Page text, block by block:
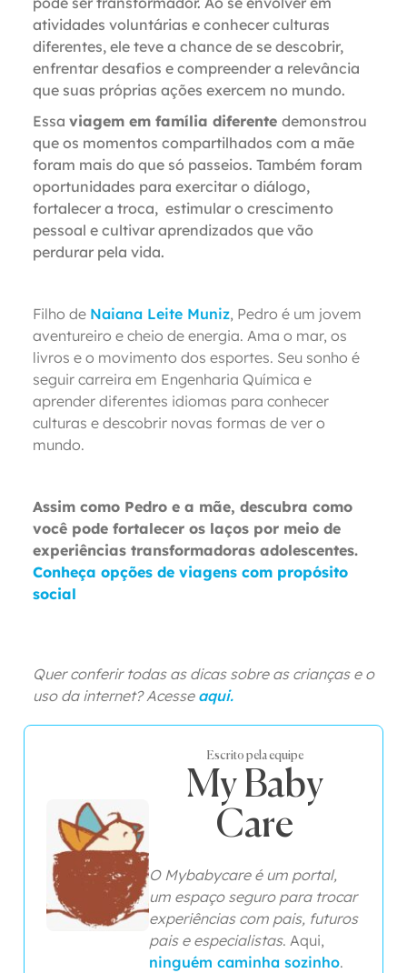
atividades voluntárias e conhecer culturas
diferentes, ele teve a chance de se descobrir,
enfrentar desafios e compreender a relevância
que suas próprias ações exercem no mundo.
Essa viagem em família diferente demonstrou
que os momentos compartilhados com a mãe
foram mais do que só passeios. Também foram
oportunidades para exercitar o diálogo,
fortalecer a troca, estimular o crescimento
pessoal e cultivar aprendizados que vão
perdurar pela vida.
Filho de Naiana Leite Muniz, Pedro é um jovem
aventureiro e cheio de energia. Ama o mar, os
livros e o movimento dos esportes. Seu sonho é
seguir carreira em Engenharia Química e
aprender diferentes idiomas para conhecer
culturas e descobrir novas formas de ver o
mundo.
Assim como Pedro e a mãe, descubra como
você pode fortalecer os laços por meio de
experiências transformadoras adolescentes.
Conheça opções de viagens com propósito
social
Quer conferir todas as dicas sobre as crianças e o
uso da internet? Acesse aqui.
Escrito pela equipe
My Baby
Care
O Mybabycare é um portal,
um espaço seguro para trocar
experiências com pais, futuros
pais e especialistas. Aqui,
ninguém caminha sozinho.